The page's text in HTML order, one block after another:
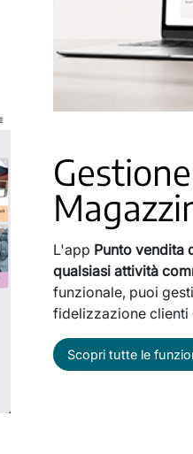
L'app Punto vendita
qualsiasi attività
funzionale, puoi
fidelizzazione clienti
Scopri tutte le